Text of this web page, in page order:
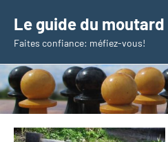
Inhalt
springen
Le guide du moutard
Faites confiance: méfiez-vous!